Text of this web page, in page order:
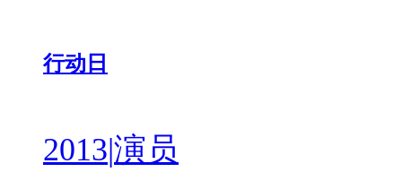
行动日
2013|演员